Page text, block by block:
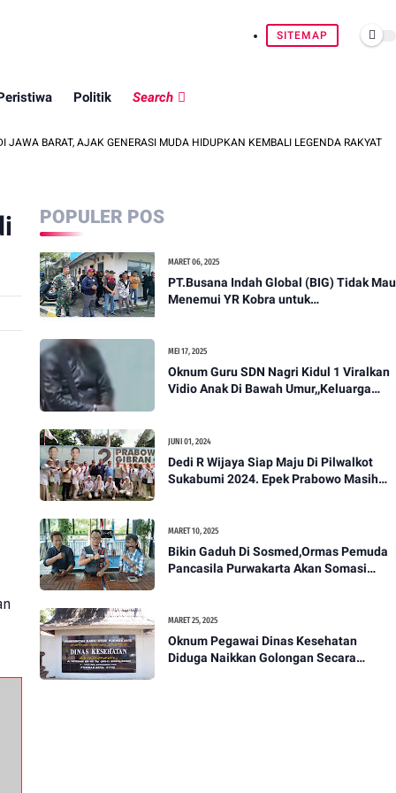
SITEMAP
Politik Search
GENERASI MUDA HIDUPKAN KEMBALI LEGENDA RAKYAT
POPULER POS
MARET 06, 2025
PT.Busana Indah Global (BIG) Tidak Mau
Menemui YR Kobra untuk
MEI 17, 2025
Oknum Guru SDN Nagri Kidul 1 Viralkan
Vidio Anak Di Bawah Umur,,Keluarga
JUNI 01, 2024
Dedi R Wijaya Siap Maju Di Pilwalkot
Sukabumi 2024. Epek Prabowo Masih
MARET 10, 2025
Bikin Gaduh Di Sosmed,Ormas Pemuda
Pancasila Purwakarta Akan Somasi
MARET 25, 2025
Oknum Pegawai Dinas Kesehatan
Diduga Naikkan Golongan Secara